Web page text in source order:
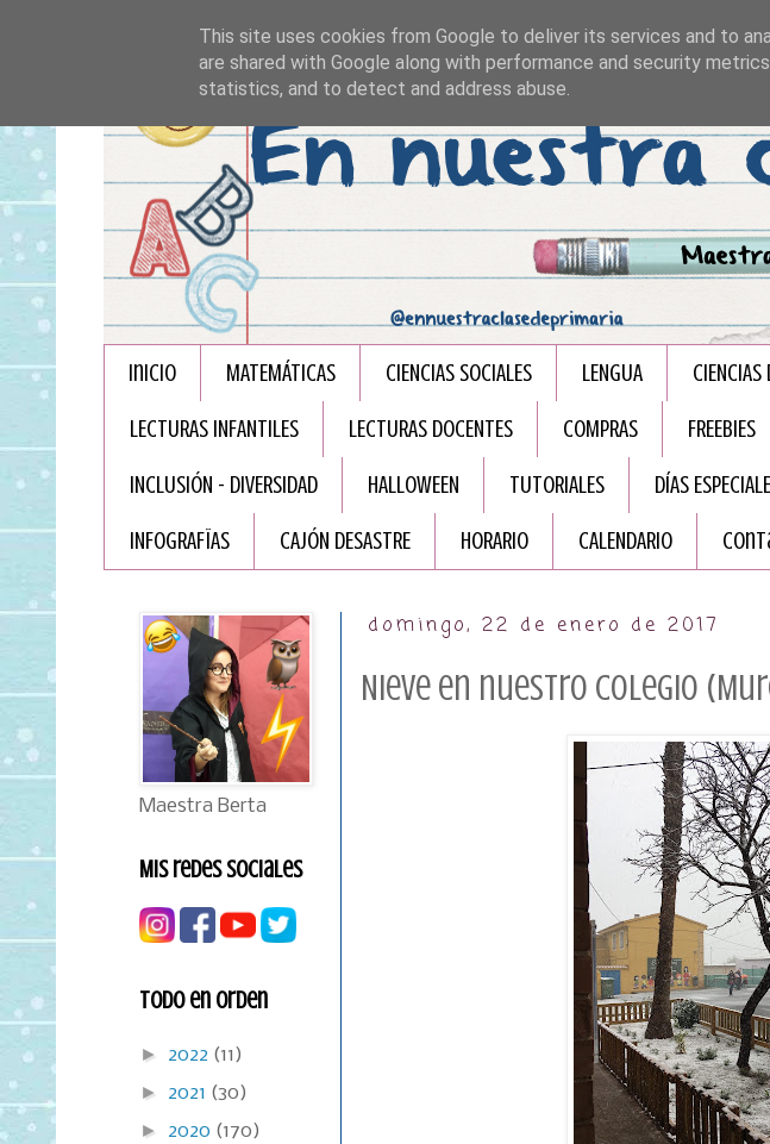
Inicio MATEMÁTICAS CIENCIAS SOCIALES LENGUA CIENCIAS
LECTURAS INFANTILES LECTURAS DOCENTES COMPRAS FREEBIES
INCLUSIÓN - DIVERSIDAD HALLOWEEN TUTORIALES DÍAS
INFOGRAFÏAS CAJÓN DESASTRE HORARIO CALENDARIO
domingo, 22 de enero de 2017
Nieve en nuestro colegio
Maestra Berta
Mis redes sociales
Todo en orden
► 2022 (11)
► 2021 (30)
► 2020 (170)
This site uses cookies from Google to deliver its services and to
are shared with Google along with performance and security
statistics, and to detect and address abuse.